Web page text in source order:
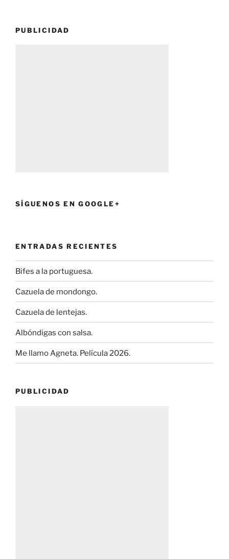
PUBLICIDAD
SÍGUENOS EN GOOGLE+
ENTRADAS RECIENTES
Bifes a la portuguesa.
Cazuela de mondongo.
Cazuela de lentejas.
Albóndigas con salsa.
Me llamo Agneta. Película 2026.
PUBLICIDAD